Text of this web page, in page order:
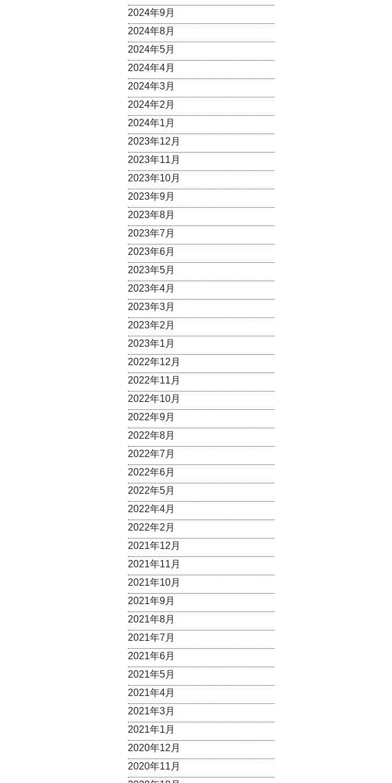
2024年9月
2024年8月
2024年5月
2024年4月
2024年3月
2024年2月
2024年1月
2023年12月
2023年11月
2023年10月
2023年9月
2023年8月
2023年7月
2023年6月
2023年5月
2023年4月
2023年3月
2023年2月
2023年1月
2022年12月
2022年11月
2022年10月
2022年9月
2022年8月
2022年7月
2022年6月
2022年5月
2022年4月
2022年2月
2021年12月
2021年11月
2021年10月
2021年9月
2021年8月
2021年7月
2021年6月
2021年5月
2021年4月
2021年3月
2021年1月
2020年12月
2020年11月